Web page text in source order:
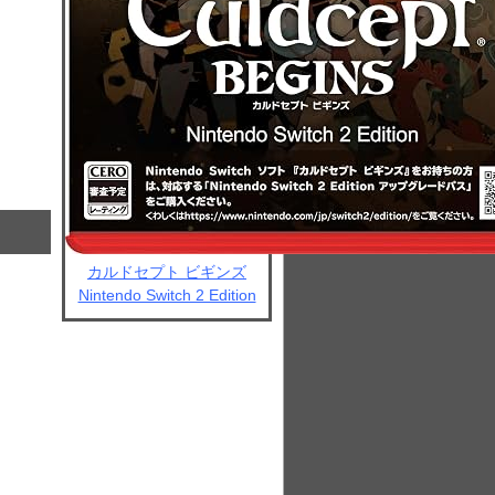
カルドセプト ビギンズ
Nintendo Switch 2 Edition